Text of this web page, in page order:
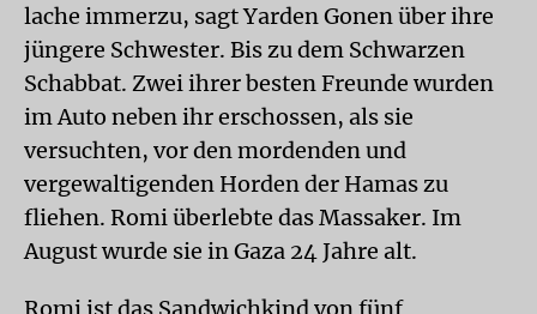
lache immerzu, sagt Yarden Gonen über ihre
jüngere Schwester. Bis zu dem Schwarzen
Schabbat. Zwei ihrer besten Freunde wurden
im Auto neben ihr erschossen, als sie
versuchten, vor den mordenden und
vergewaltigenden Horden der Hamas zu
fliehen. Romi überlebte das Massaker. Im
August wurde sie in Gaza 24 Jahre alt.
Romi ist das Sandwichkind von fünf